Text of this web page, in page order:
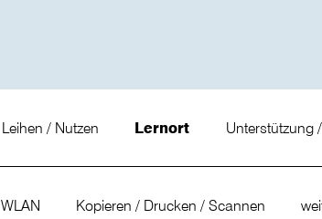
Leihen / Nutzen Lernort Unterstützung
WLAN Kopieren / Drucken / Scannen